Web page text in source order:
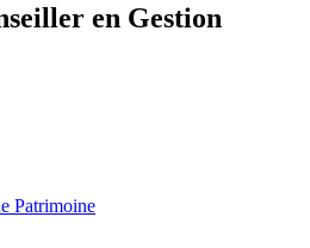
en Gestion
Patrimoine